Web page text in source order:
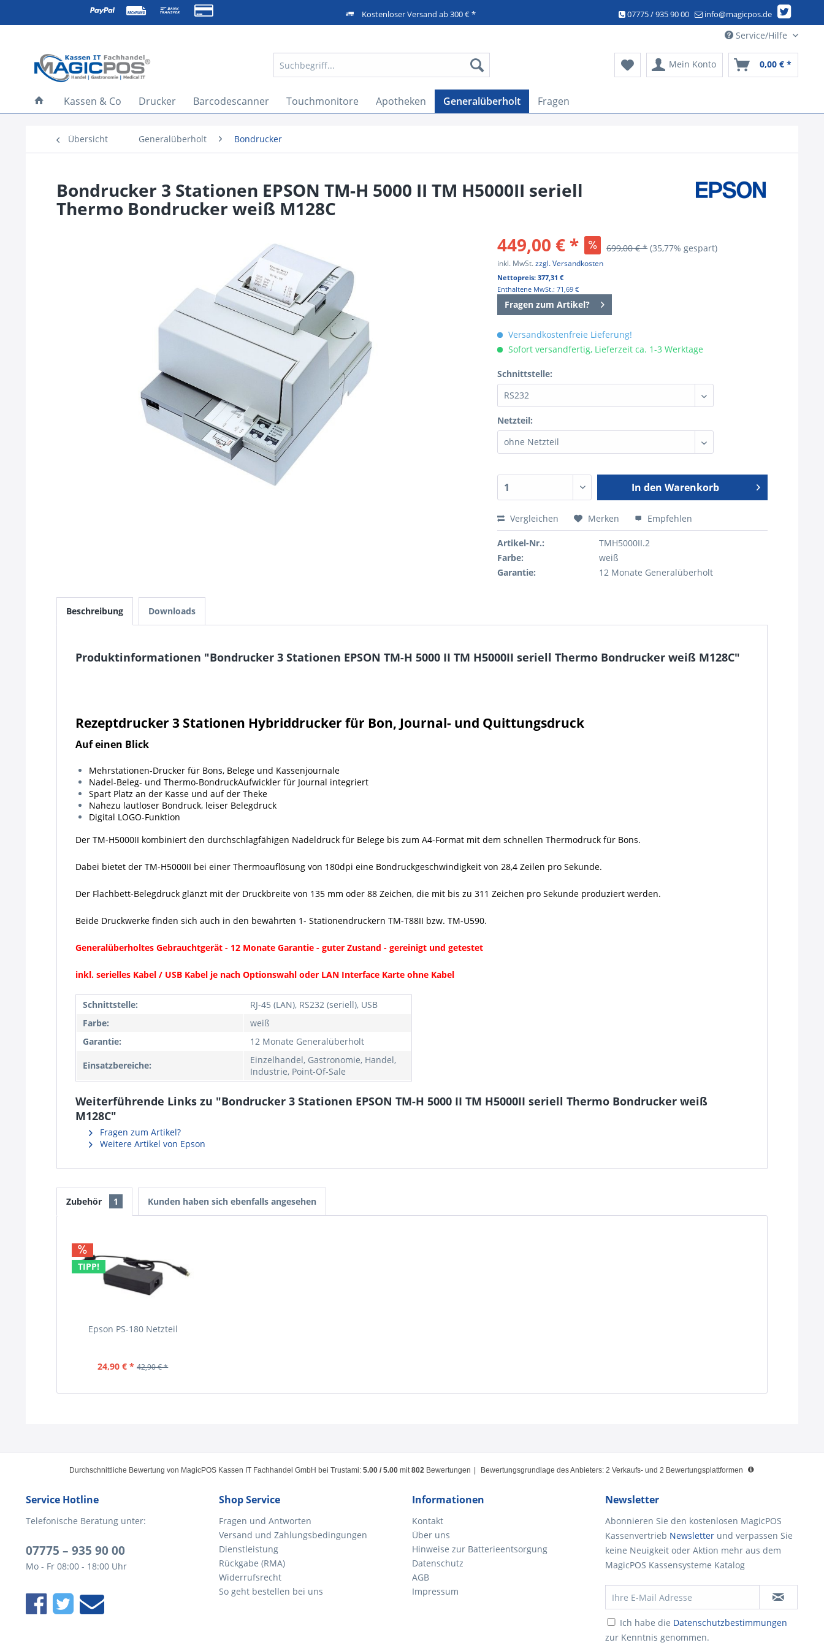
Kostenloser Versand ab 300 € * 07775 / 935 90 00 info@magicpos.de
Service/Hilfe
Mein Konto 0,00 € *
Kassen & Co Drucker Barcodescanner Touchmonitore Apotheken Generalüberholt Fragen
Übersicht Generalüberholt Bondrucker
Bondrucker 3 Stationen EPSON TM-H 5000 II TM H5000II seriell
Thermo Bondrucker weiß M128C
449,00 € *
699,00 € * (35,77% gespart)
inkl. MwSt.zzgl. Versandkosten
Nettopreis: 377,31 €
Enthaltene MwSt.: 71,69 €
Fragen zum Artikel?
Versandkostenfreie Lieferung!
Sofort versandfertig, Lieferzeit ca. 1-3 Werktage
Schnittstelle:
Netzteil:
In den Warenkorb
Vergleichen Merken Empfehlen
Artikel-Nr.:
TMH5000II.2
Farbe:
weiß
Garantie:
12 Monate Generalüberholt
Beschreibung Downloads
Produktinformationen "Bondrucker 3 Stationen EPSON TM-H 5000 II TM H5000II seriell Thermo Bondrucker weiß M128C"
Rezeptdrucker 3 Stationen Hybriddrucker für Bon, Journal- und Quittungsdruck
Auf einen Blick
Mehrstationen-Drucker für Bons, Belege und Kassenjournale
Nadel-Beleg- und Thermo-BondruckAufwickler für Journal integriert
Spart Platz an der Kasse und auf der Theke
Nahezu lautloser Bondruck, leiser Belegdruck
Digital LOGO-Funktion
Der TM-H5000II kombiniert den durchschlagfähigen Nadeldruck für Belege bis zum A4-Format mit dem schnellen Thermodruck für Bons.
Dabei bietet der TM-H5000II bei einer Thermoauflösung von 180dpi eine Bondruckgeschwindigkeit von 28,4 Zeilen pro Sekunde.
Der Flachbett-Belegdruck glänzt mit der Druckbreite von 135 mm oder 88 Zeichen, die mit bis zu 311 Zeichen pro Sekunde produziert werden.
Beide Druckwerke finden sich auch in den bewährten 1- Stationendruckern TM-T88II bzw. TM-U590.
Generalüberholtes Gebrauchtgerät - 12 Monate Garantie - guter Zustand - gereinigt und getestet
inkl. serielles Kabel / USB Kabel je nach Optionswahl oder LAN Interface Karte ohne Kabel
Schnittstelle:
RJ-45 (LAN), RS232 (seriell), USB
Farbe:
weiß
Garantie:
12 Monate Generalüberholt
Einsatzbereiche:
Einzelhandel, Gastronomie, Handel,
Industrie, Point-Of-Sale
Weiterführende Links zu "Bondrucker 3 Stationen EPSON TM-H 5000 II TM H5000II seriell Thermo Bondrucker weiß
M128C"
Fragen zum Artikel?
Weitere Artikel von Epson
Zubehör 1 Kunden haben sich ebenfalls angesehen
TIPP!
Epson PS-180 Netzteil
24,90 € * 42,90 € *
Durchschnittliche Bewertung von MagicPOS Kassen IT Fachhandel GmbH bei Trustami: 5.00 / 5.00 mit802 Bewertungen Bewertungsgrundlage des Anbieters: 2 Verkaufs- und 2 Bewertungsplattformen
Service Hotline
Telefonische Beratung unter:
07775 – 935 90 00
Mo - Fr 08:00 - 18:00 Uhr
Shop Service
Fragen und Antworten
Versand und Zahlungsbedingungen
Dienstleistung
Rückgabe (RMA)
Widerrufsrecht
So geht bestellen bei uns
Informationen
Kontakt
Über uns
Hinweise zur Batterieentsorgung
Datenschutz
AGB
Impressum
Newsletter
Abonnieren Sie den kostenlosen MagicPOS
Kassenvertrieb Newsletter und verpassen Sie
keine Neuigkeit oder Aktion mehr aus dem
MagicPOS Kassensysteme Katalog
Ich habe die Datenschutzbestimmungen
zur Kenntnis genommen.